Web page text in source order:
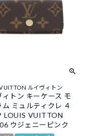
ルイヴィトン
ィトン キーケース モ
ム ミュルティクレ ４
LOUIS VUITTON
ウジェニーピンク